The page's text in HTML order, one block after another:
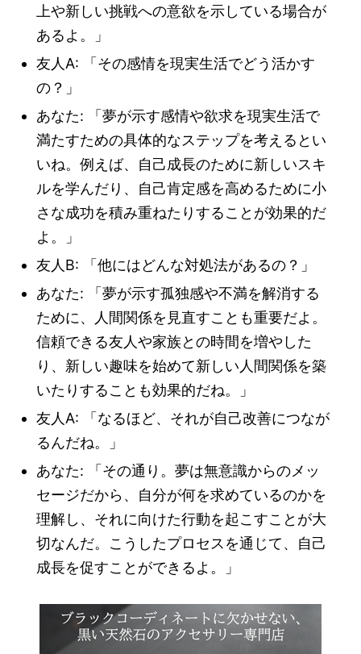
上や新しい挑戦への意欲を示している場合が
あるよ。」
友人A: 「その感情を現実生活でどう活かす
の？」
あなた: 「夢が示す感情や欲求を現実生活で
満たすための具体的なステップを考えるとい
いね。例えば、自己成長のために新しいスキ
ルを学んだり、自己肯定感を高めるために小
さな成功を積み重ねたりすることが効果的だ
よ。」
友人B: 「他にはどんな対処法があるの？」
あなた: 「夢が示す孤独感や不満を解消する
ために、人間関係を見直すことも重要だよ。
信頼できる友人や家族との時間を増やした
り、新しい趣味を始めて新しい人間関係を築
いたりすることも効果的だね。」
友人A: 「なるほど、それが自己改善につなが
るんだね。」
あなた: 「その通り。夢は無意識からのメッ
セージだから、自分が何を求めているのかを
理解し、それに向けた行動を起こすことが大
切なんだ。こうしたプロセスを通じて、自己
成長を促すことができるよ。」